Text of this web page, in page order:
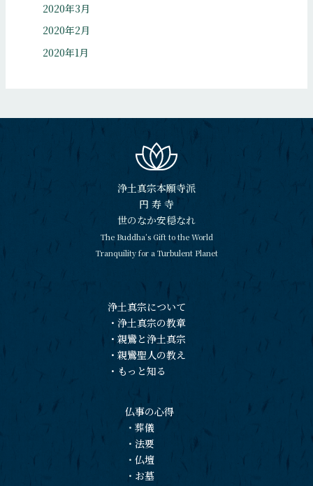
2020年3月
2020年2月
2020年1月
浄土真宗本願寺派
円 寿 寺
世のなか安穏なれ
The Buddha’s Gift to the World
Tranquility for a Turbulent Planet
浄土真宗について
・浄土真宗の教章
・親鸞と浄土真宗
・親鸞聖人の教え
・ もっと知る
仏事の心得
・葬儀
・法要
・仏壇
・ お墓